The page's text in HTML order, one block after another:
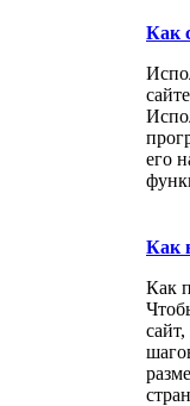
Как
его
Как
Как